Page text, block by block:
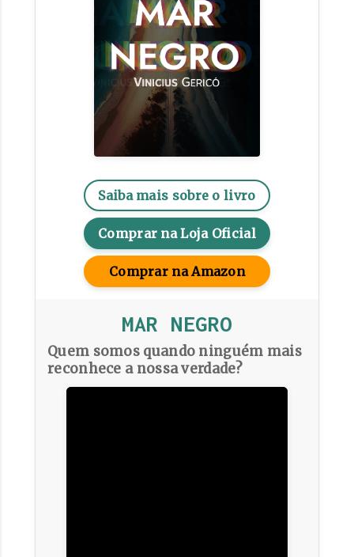
Saiba mais sobre o livro
Comprar na Loja Oficial
Comprar na Amazon
MAR NEGRO
Quem somos quando ninguém mais
reconhece a nossa verdade?